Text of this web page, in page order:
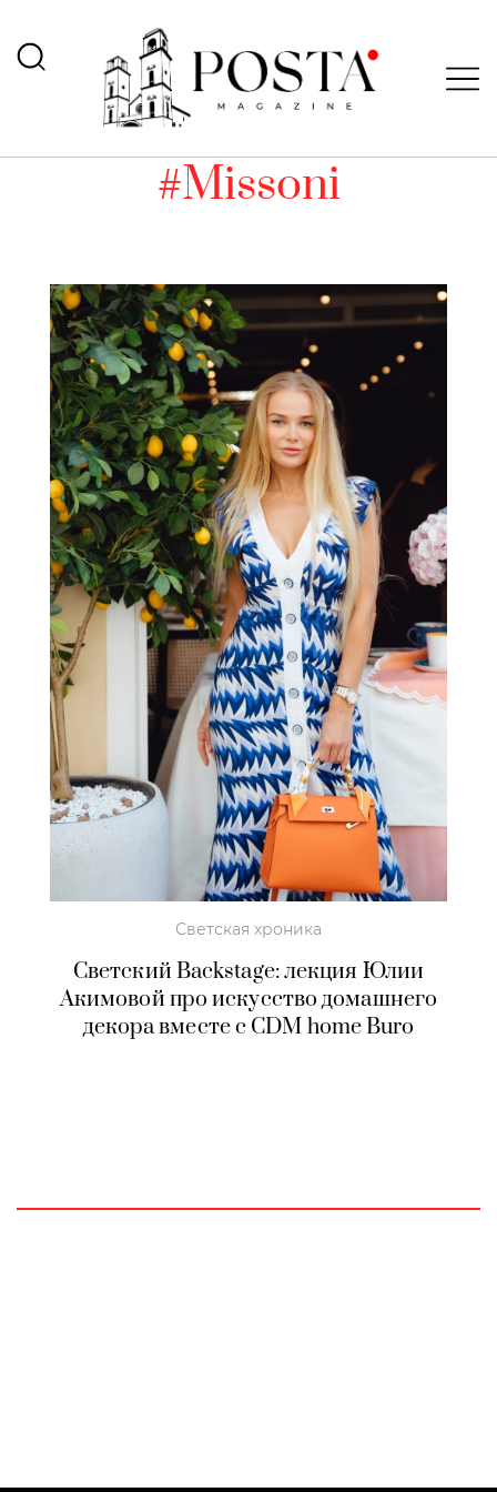
#Missoni
Светская хроника
Светский Backstage: лекция Юлии
Акимовой про искусство домашнего
декора вместе с CDM home Buro